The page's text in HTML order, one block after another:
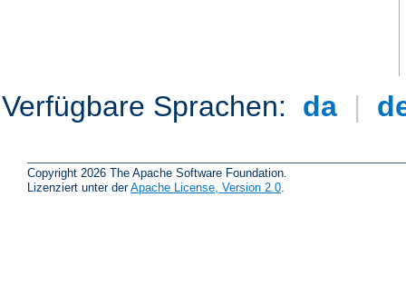
Verfügbare Sprachen: da |
Copyright 2026 The Apache Software Foundation.
Lizenziert unter derApache License, Version 2.0